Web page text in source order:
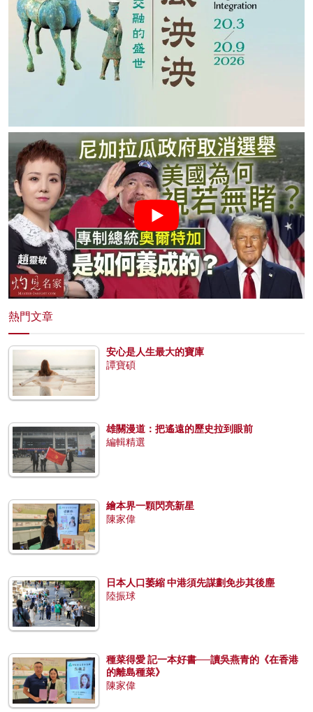
熱門文章
安心是人生最大的寶庫
譚寶碩
雄關漫道：把遙遠的歷史拉到眼前
編輯精選
繪本界一顆閃亮新星
陳家偉
日本人口萎縮 中港須先謀劃免步其後塵
陸振球
種菜得愛 記一本好書──讀吳燕青的《在香港
的離島種菜》
陳家偉